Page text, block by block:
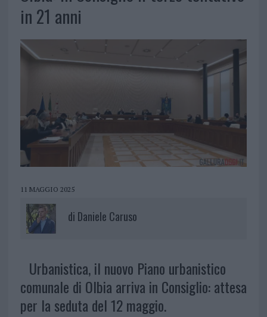
in 21 anni
11 MAGGIO 2025
di Daniele Caruso
Urbanistica, il nuovo Piano urbanistico
comunale di Olbia arriva in Consiglio: attesa
per la seduta del 12 maggio.